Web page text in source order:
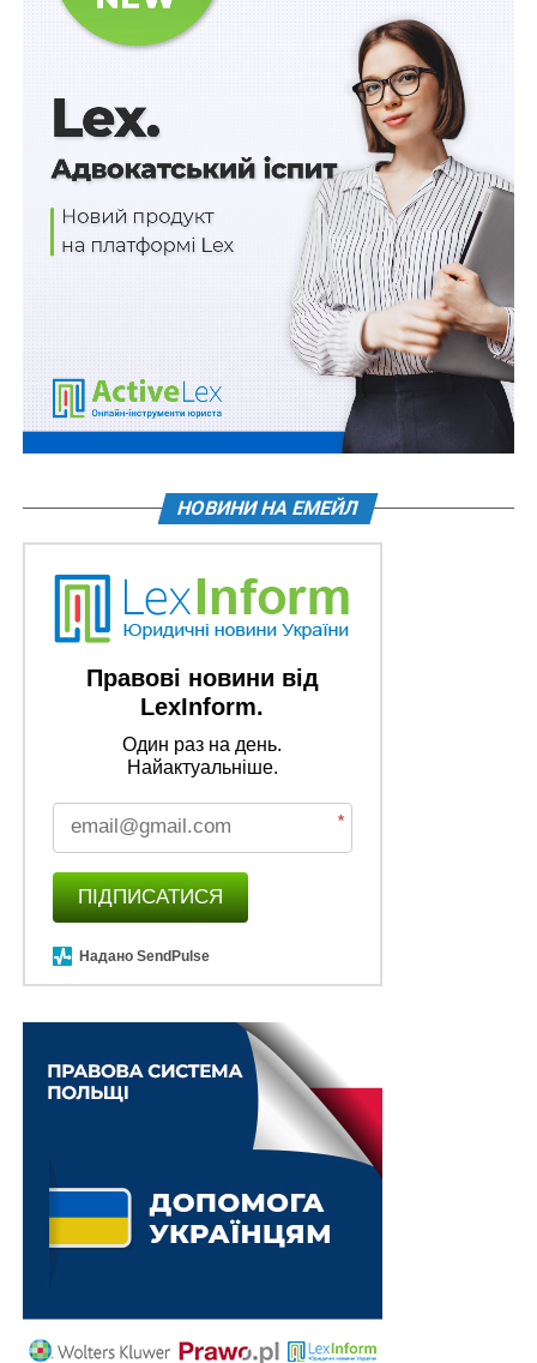
Воєнний стан. Всі нормативні матеріали,
алгоритми дій, роз’яснення, корисні ресурси
Схожі статті:
Щомісячна грошова виплата членам сімей
загиблих (померлих) громадян, які мають
Хто може реєструвати релігійні організації?
Для вшанування пам’яті Героїв Небесної Сотні
буде створено меморіальний простір
Звернення ВР щодо вшанування пам’яті жертв
Проекти організації території об’єктів
війни
ПОВ'ЯЗАНІ ТЕМИ: FEATURED
LEX
Реалізує механізм незаконної націоналізації
житла громадян України на захопленій Луганщині
‒ підозрюється посадовиця «лнр»
НЕ ПРОПУСТІТЬ
єВідновлення: сертифікат можна використати як
перший внесок за єОселю
НОВИНИ НА ЕМЕЙЛ
Правові новини від
LexInform.
Один раз на день.
Найактуальніше.
*
ПІДПИСАТИСЯ
Надано SendPulse